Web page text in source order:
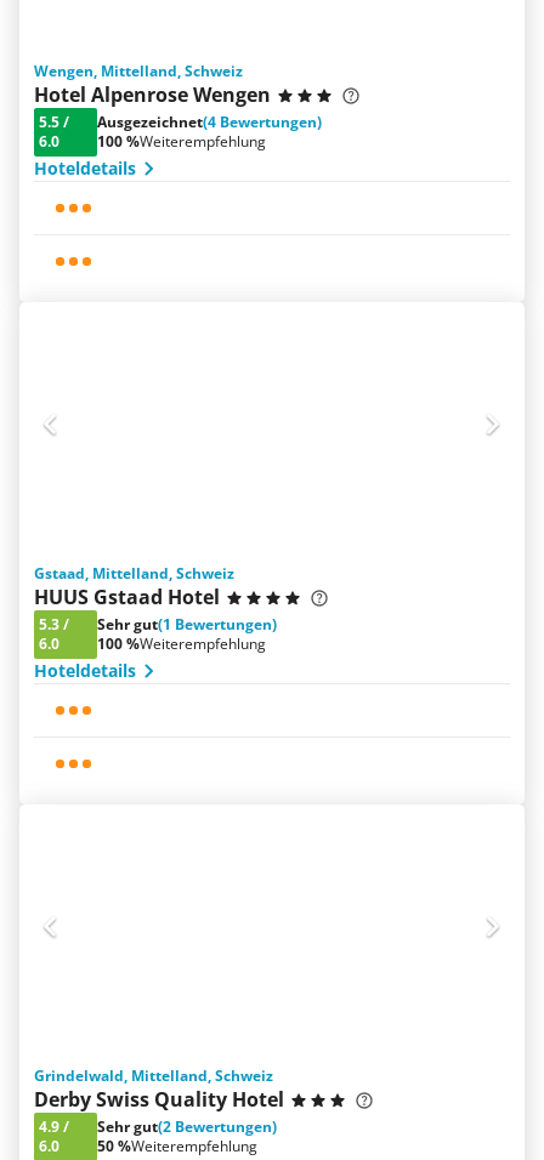
Wengen, Mittelland, Schweiz
Hotel Alpenrose Wengen
5.5/
6.0
Ausgezeichnet(4 Bewertungen)
100 %Weiterempfehlung
Hoteldetails
Gstaad, Mittelland, Schweiz
HUUS Gstaad Hotel
5.3/
6.0
Sehr gut(1 Bewertungen)
100 %Weiterempfehlung
Hoteldetails
Grindelwald, Mittelland, Schweiz
Derby Swiss Quality Hotel
4.9/
6.0
Sehr gut(2 Bewertungen)
50 %Weiterempfehlung